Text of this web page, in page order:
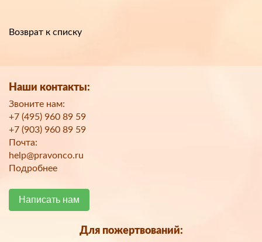
Возврат к списку
Наши контакты:
Звоните нам:
+7 (495) 960 89 59
+7 (903) 960 89 59
Почта:
help@pravonco.ru
Подробнее
Написать нам
Для пожертвований: